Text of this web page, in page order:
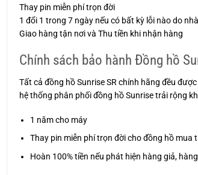
Thay pin miễn phí trọn đời
1 đổi 1 trong 7 ngày nếu có bất kỳ lỗi nào do
Giao hàng tận nơi và Thu tiền khi nhận hàng
Chính sách bảo hành Đồng hồ
Tất cả đồng hồ Sunrise SR chính hãng đều
hệ thống phân phối đồng hồ Sunrise trải rộng
1 năm cho máy
Thay pin miễn phí trọn đời cho đồng hồ mua
Hoàn 100% tiền nếu phát hiện hàng giả,